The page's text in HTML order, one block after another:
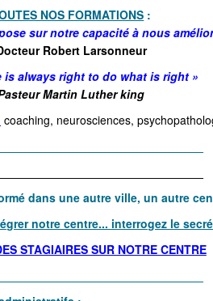
NOS FORMATIONS :
sur notre capacité à nous
Robert Larsonneur
is always right to do what is right »
Martin Luther king
coaching, neurosciences,
dans une autre ville, un autre
notre centre... interrogez le
STAGIAIRES SUR NOTRE CENTRE